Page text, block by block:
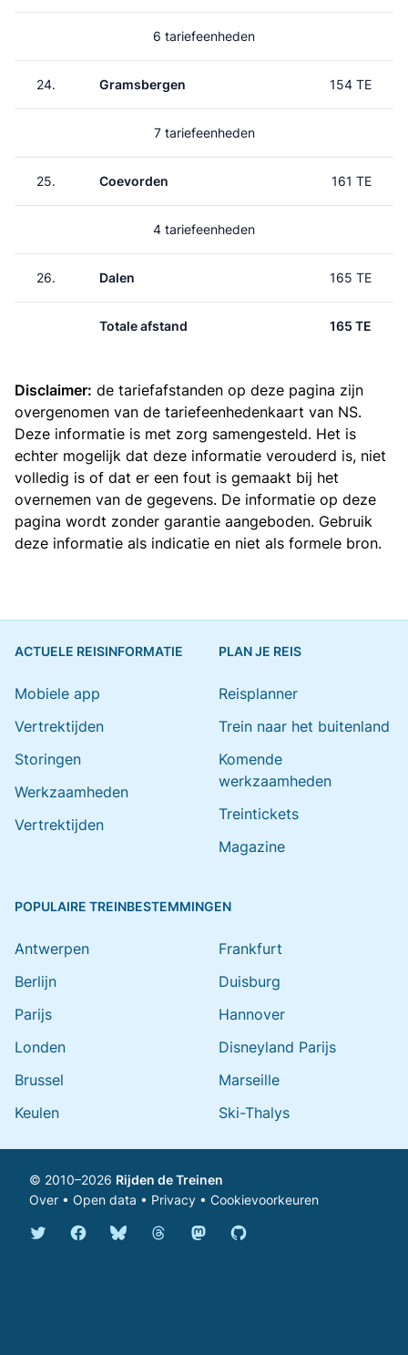
6 tariefeenheden
24. Gramsbergen 154 TE
7 tariefeenheden
25. Coevorden 161 TE
4 tariefeenheden
26. Dalen 165 TE
Totale afstand 165 TE
Disclaimer: de tariefafstanden op deze pagina zijn
overgenomen van de tariefeenhedenkaart van NS.
Deze informatie is met zorg samengesteld. Het is
echter mogelijk dat deze informatie verouderd is, niet
volledig is of dat er een fout is gemaakt bij het
overnemen van de gegevens. De informatie op deze
pagina wordt zonder garantie aangeboden. Gebruik
deze informatie als indicatie en niet als formele bron.
ACTUELE REISINFORMATIE
Mobiele app
Vertrektijden
Storingen
Werkzaamheden
Vertrektijden
PLAN JE REIS
Reisplanner
Trein naar het buitenland
Komende
werkzaamheden
Treintickets
Magazine
POPULAIRE TREINBESTEMMINGEN
Antwerpen
Berlijn
Parijs
Londen
Brussel
Keulen
Frankfurt
Duisburg
Hannover
Disneyland Parijs
Marseille
Ski-Thalys
© 2010–2026 Rijden de Treinen
Over • Open data • Privacy • Cookievoorkeuren